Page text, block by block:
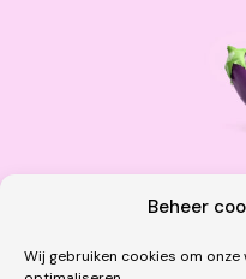
Beheer
Wij gebruiken cookies om